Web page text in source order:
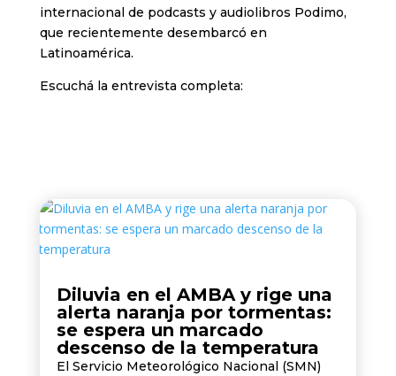
internacional de podcasts y audiolibros Podimo,
que recientemente desembarcó en
Latinoamérica.
Escuchá la entrevista completa:
Diluvia en el AMBA y rige una
alerta naranja por tormentas:
se espera un marcado
descenso de la temperatura
El Servicio Meteorológico Nacional (SMN)